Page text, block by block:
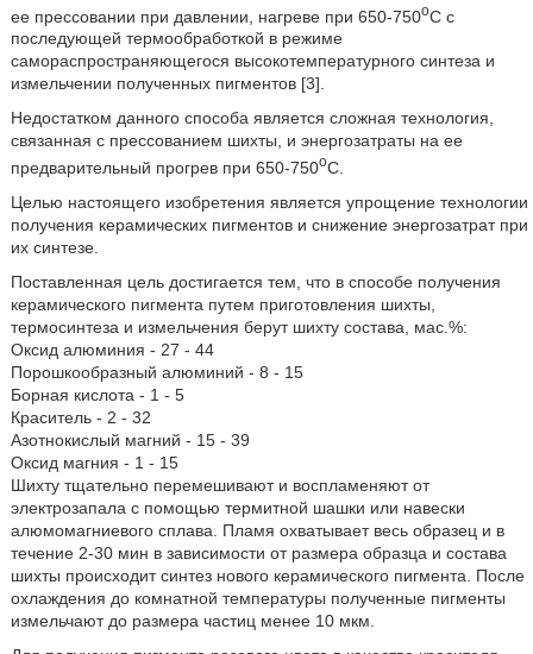
ее прессовании при давлении, нагреве при 650-750oC с
последующей термообработкой в режиме
самораспространяющегося высокотемпературного синтеза и
измельчении полученных пигментов [3].
Недостатком данного способа является сложная технология,
связанная с прессованием шихты, и энергозатраты на ее
предварительный прогрев при 650-750oC.
Целью настоящего изобретения является упрощение технологии
получения керамических пигментов и снижение энергозатрат при
их синтезе.
Поставленная цель достигается тем, что в способе получения
керамического пигмента путем приготовления шихты,
термосинтеза и измельчения берут шихту состава, мас.%:
Оксид алюминия - 27 - 44
Порошкообразный алюминий - 8 - 15
Борная кислота - 1 - 5
Краситель - 2 - 32
Азотнокислый магний - 15 - 39
Оксид магния - 1 - 15
Шихту тщательно перемешивают и воспламеняют от
электрозапала с помощью термитной шашки или навески
алюмомагниевого сплава. Пламя охватывает весь образец и в
течение 2-30 мин в зависимости от размера образца и состава
шихты происходит синтез нового керамического пигмента. После
охлаждения до комнатной температуры полученные пигменты
измельчают до размера частиц менее 10 мкм.